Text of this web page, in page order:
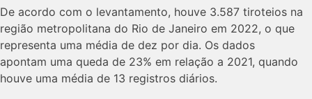
De acordo com o levantamento, houve 3.587 tiroteios na
região metropolitana do Rio de Janeiro em 2022, o que
representa uma média de dez por dia. Os dados
apontam uma queda de 23% em relação a 2021, quando
houve uma média de 13 registros diários.